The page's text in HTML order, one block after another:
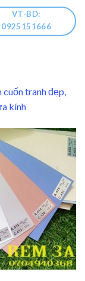
VT-BD:
0925151666
cuốn tranh đẹp,
kính